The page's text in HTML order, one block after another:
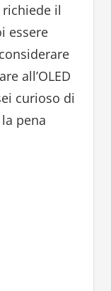
il
essere
all’OLED
curioso di
pena